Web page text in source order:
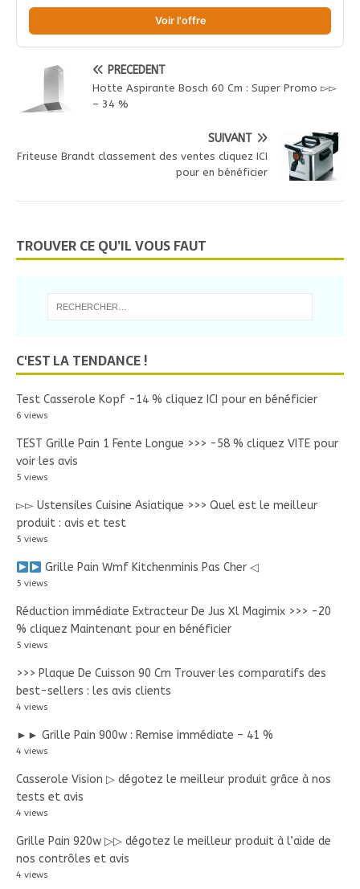
Voir l'offre
PRÉCÉDENT
Hotte Aspirante Bosch 60 Cm : Super Promo ▻▻
– 34 %
SUIVANT
Friteuse Brandt classement des ventes cliquez ICI
pour en bénéficier
TROUVER CE QU’IL VOUS FAUT
C'EST LA TENDANCE !
Test Casserole Kopf -14 % cliquez ICI pour en bénéficier
6 views
TEST Grille Pain 1 Fente Longue >>> -58 % cliquez VITE pour
voir les avis
5 views
▻▻ Ustensiles Cuisine Asiatique >>> Quel est le meilleur
produit : avis et test
5 views
Grille Pain Wmf Kitchenminis Pas Cher ◁
5 views
Réduction immédiate Extracteur De Jus Xl Magimix >>> -20
% cliquez Maintenant pour en bénéficier
5 views
>>> Plaque De Cuisson 90 Cm Trouver les comparatifs des
best-sellers : les avis clients
4 views
►► Grille Pain 900w : Remise immédiate – 41 %
4 views
Casserole Vision ▷ dégotez le meilleur produit grâce à nos
tests et avis
4 views
Grille Pain 920w ▷▷ dégotez le meilleur produit à l’aide de
nos contrôles et avis
4 views